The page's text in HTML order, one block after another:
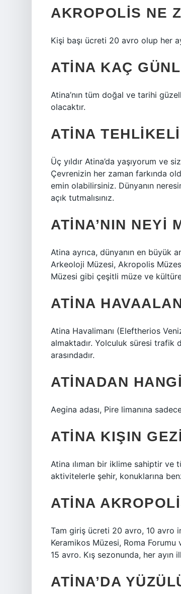
AKROPOLIS NE
Kişi başı ücreti 20 avro olup her
ATINA KAÇ
Atina’nın tüm doğal ve tarihi
olacaktır.
ATINA
Üç yıldır Atina’da yaşıyorum ve
Çevrenizin her zaman farkında
emin olabilirsiniz. Dünyanın
açık tutmalısınız.
ATINA’NIN NEYI
Atina ayrıca, dünyanın en büyük
Arkeoloji Müzesi, Akropolis
Müzesi gibi çeşitli müze ve
ATINA
Atina Havalimanı (Eleftherios
almaktadır. Yolculuk süresi trafik
arasındadır.
ATINADAN
Aegina adası, Pire limanına
ATINA KIŞIN
Atina ılıman bir iklime sahiptir ve
aktivitelerle şehir, konuklarına
ATINA
Tam giriş ücreti 20 avro, 10 avro
Keramikos Müzesi, Roma
15 avro. Kış sezonunda, her
ATINA’DA